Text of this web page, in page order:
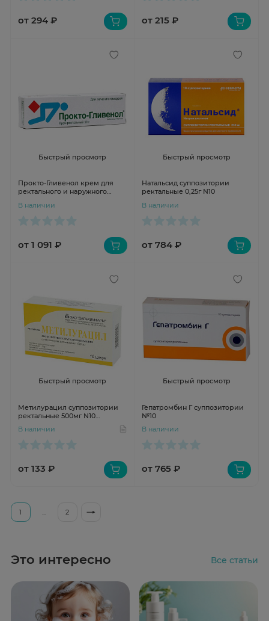
от 294 ₽ от 215 ₽
Быстрый просмотр
Прокто-Гливенол крем для
ректального и наружного
В наличии
от 1 091 ₽
Быстрый просмотр
Натальсид суппозитории
ректальные 0,25г N10
В наличии
от 784 ₽
Быстрый просмотр
Метилурацил суппозитории
ректальные 500мг N10
В наличии
от 133 ₽
Быстрый просмотр
Гепатромбин Г суппозитории
№10
В наличии
от 765 ₽
1 ... 2
Это интересно Все статьи